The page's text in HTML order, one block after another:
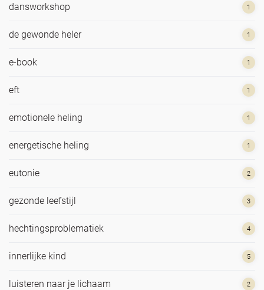
dansworkshop 1
de gewonde heler 1
e-book 1
eft 1
emotionele heling 1
energetische heling 1
eutonie 2
gezonde leefstijl 3
hechtingsproblematiek 4
innerlijke kind 5
luisteren naar je lichaam 2